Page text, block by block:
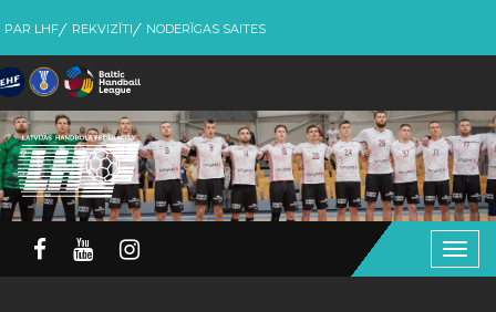
PAR LHF REKVIZĪTI NODERĪGAS SAITES